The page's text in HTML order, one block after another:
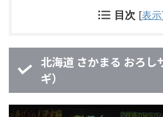
目次 [表示
北海道 さかまる おろし
ギ）